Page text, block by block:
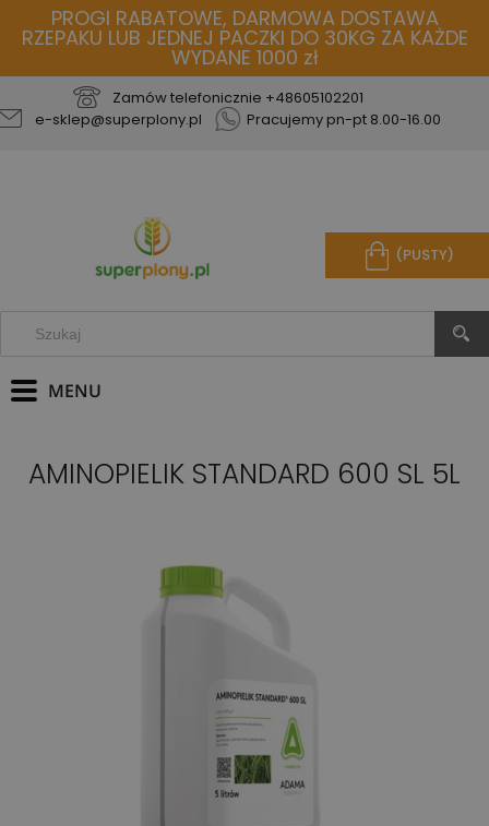
PROGI RABATOWE, DARMOWA DOSTAWA
RZEPAKU LUB JEDNEJ PACZKI DO 30KG ZA KAŻDE
WYDANE 1000 zł
Zamów telefonicznie +48605102201
e-sklep@superplony.pl
Pracujemy pn-pt 8.00-16.00
(PUSTY)
AMINOPIELIK STANDARD 600 SL 5L